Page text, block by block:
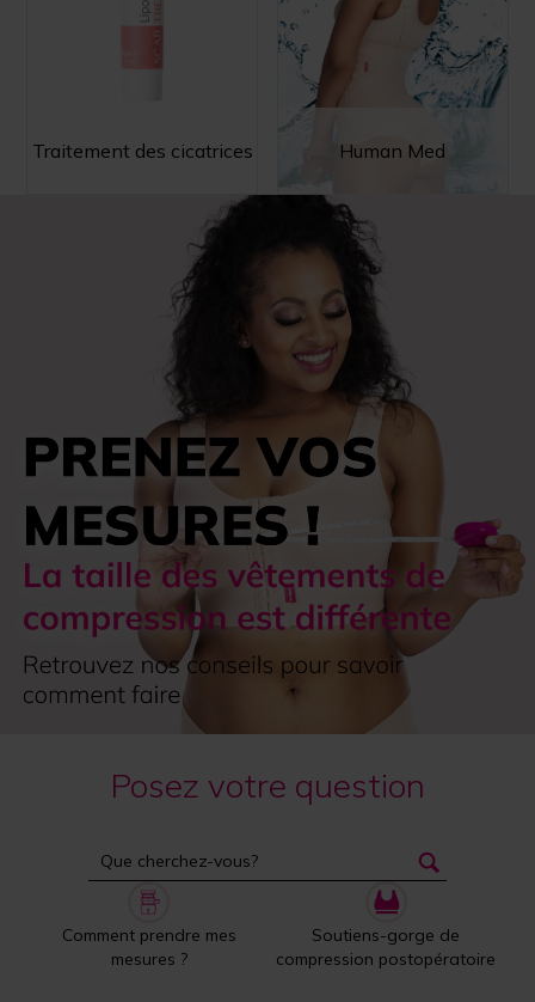
Traitement des cicatrices Human Med
Posez votre question
Comment prendre mes
mesures ?
Soutiens-gorge de
compression postopératoire